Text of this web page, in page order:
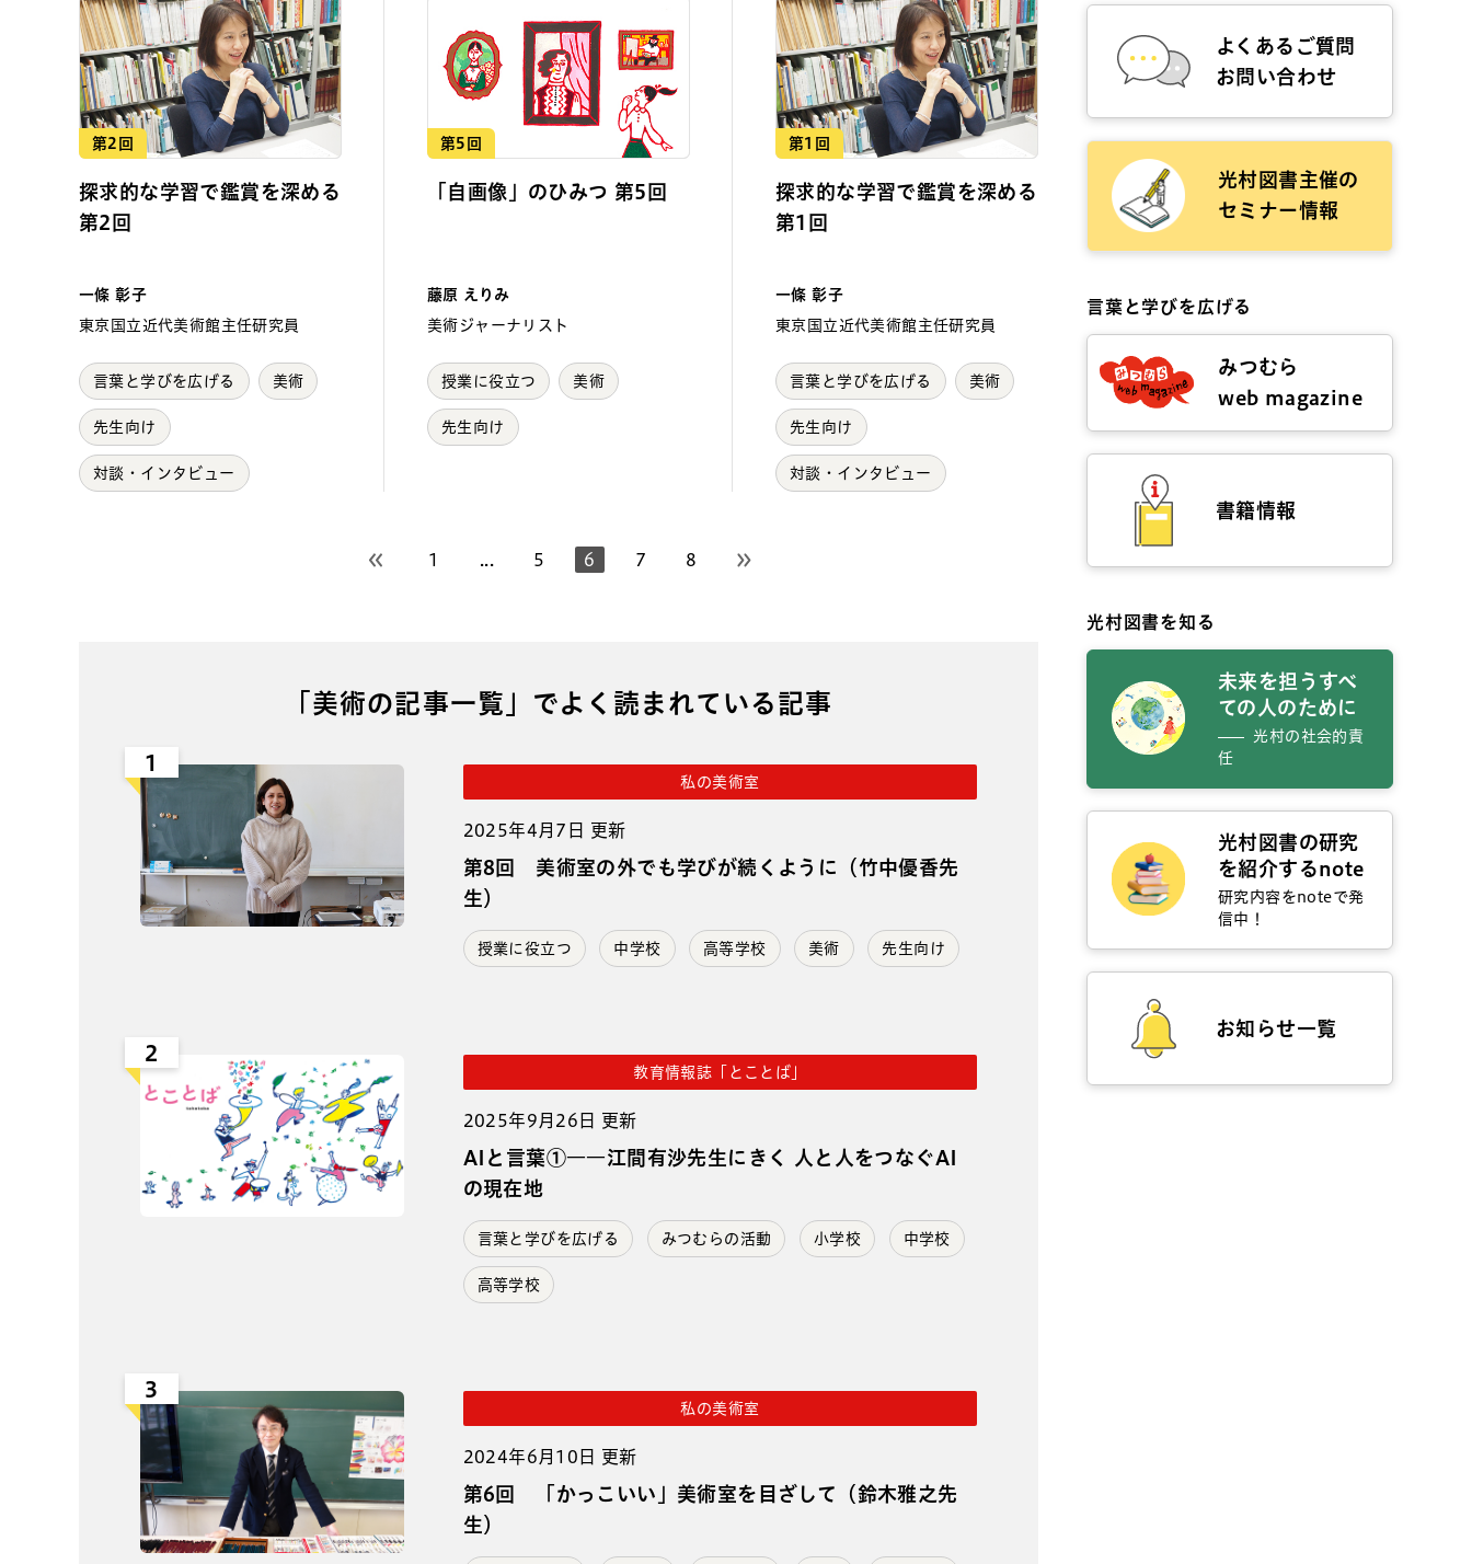
第2回
探求的な学習で鑑賞を深める
第2回
一條 彰子
東京国立近代美術館主任研究員
言葉と学びを広げる 美術
先生向け
対談・インタビュー
第5回
「自画像」のひみつ 第5回
藤原 えりみ
美術ジャーナリスト
授業に役立つ 美術
先生向け
第1回
探求的な学習で鑑賞を深める
第1回
一條 彰子
東京国立近代美術館主任研究員
言葉と学びを広げる 美術
先生向け
対談・インタビュー
前のページへ
1 ... 5 6 7 8 次のページへ
「美術の記事一覧」でよく読まれている記事
1
私の美術室
2025年4月7日 更新
第8回 美術室の外でも学びが続くように（竹中優香先
生）
授業に役立つ 中学校 高等学校 美術 先生向け
2
教育情報誌「とことば」
2025年9月26日 更新
AIと言葉①――江間有沙先生にきく 人と人をつなぐAI
の現在地
言葉と学びを広げる みつむらの活動 小学校 中学校
高等学校
3
私の美術室
2024年6月10日 更新
第6回 「かっこいい」美術室を目ざして（鈴木雅之先
生）
よくあるご質問
お問い合わせ
光村図書主催の
セミナー情報
言葉と学びを広げる
みつむら
web magazine
書籍情報
光村図書を知る
未来を担うすべ
ての人のために
光村の社会的責
任
光村図書の研究
を紹介するnote
研究内容をnoteで発
信中！
お知らせ一覧